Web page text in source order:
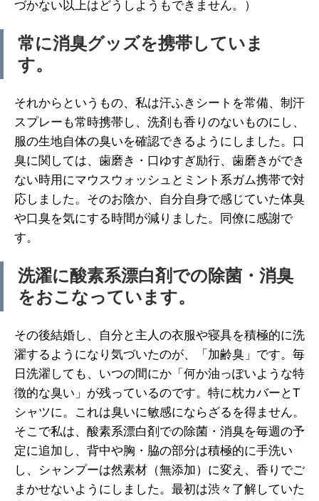
づかない以上はどうしようもできません。）
常に消臭グッズを携帯していま
す。
それからというもの、私は汗ふきシートを常備、制汗
スプレーも常時携帯し、洗剤も香りのないものにし、
服の生地自体の臭いを確認できるようにしました。口
臭に関しては、歯磨き・口ゆすぎ励行、歯磨きができ
ない時用にマウスウォッシュとミント系ガム携帯で対
応しました。そのお陰か、自分自身で感じていた体臭
や口臭を気にする時間が減りました。同僚に感謝で
す。
洗濯に酸素系漂白剤での除菌・消臭
をおこなっています。
その後結婚し、自分と主人の衣服や寝具を積極的に洗
濯するようになり気づいたのが、「加齢臭」です。毎
日洗濯しても、いつの間にか「何か油っぽいような特
徴的な臭い」が残っているのです。特に枕カバーとT
シャツに。これは臭いに敏感にならざるを得ません。
そこで私は、酸素系漂白剤での除菌・消臭を毎週の予
定に追加し、背中や胸・脇の部分は積極的に手洗い
し、シャンプーは然素材（無添加）に変え、香りでご
まかせないようにしました。最初は渋々了解していた